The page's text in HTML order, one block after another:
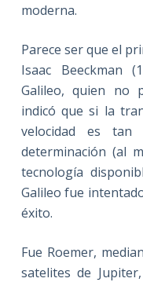
moderna.
Parece ser que el
Isaac Beeckman
Galileo, quien no
indicó que si la
velocidad es
determinación (al
tecnología
Galileo fue
éxito.
Fue Roemer,
satelites de